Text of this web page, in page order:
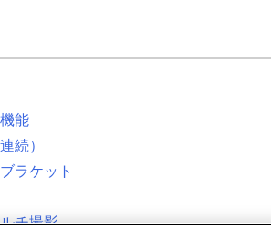
能
続）
ラケット
チ撮影